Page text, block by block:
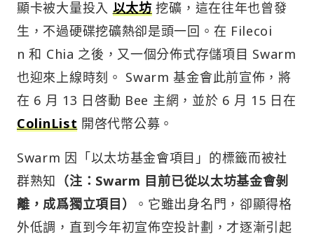
顯卡被大量投入 以太坊 挖礦，這在往年也曾發
生，不過硬碟挖礦熱卻是頭一回。在 Filecoi
n 和 Chia 之後，又一個分佈式存儲項目 Swarm
也迎來上線時刻。 Swarm 基金會此前宣佈，將
在 6 月 13 日啓動 Bee 主網，並於 6 月 15 日在
ColinList 開啓代幣公募。
Swarm 因「以太坊基金會項目」的標籤而被社
群熟知 （注：Swarm 目前已從以太坊基金會剝
離，成爲獨立項目）
。它雖出身名門，卻顯得格
外低調，直到今年初宣佈空投計劃，才逐漸引起